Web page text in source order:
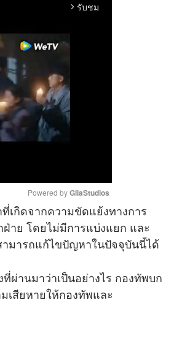
arrow_forward_ios รับชม
M
u
e
Powered by GliaStudios
เกิดจากความขัดแย้งทางการ
าย โดยไม่มีการแบ่งแยก และ
ามารถแก้ไขปัญหาในปัจจุบันนี้ได้
านมาว่าเป็นอย่างไร กองทัพบก
เสียหายให้กองทัพและ